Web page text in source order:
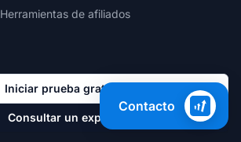
Herramientas de afiliados
Iniciar prueba gratuita
Consultar un experto
Contacto